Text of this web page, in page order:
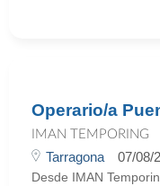
Operario/a
IMAN TEMPORING
Tarragona 07/08/
Desde IMAN